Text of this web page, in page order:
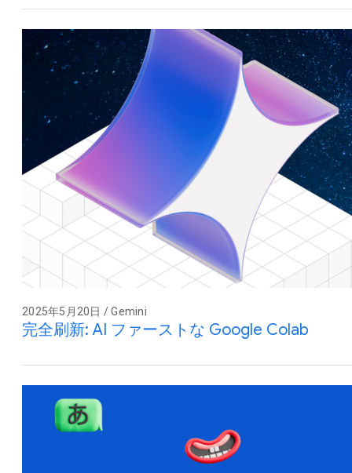
2025年5月20日 / Gemini
完全刷新: AI ファーストな Google Colab